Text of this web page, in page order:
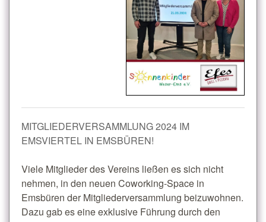
MITGLIEDERVERSAMMLUNG 2024 IM
EMSVIERTEL IN EMSBÜREN!
Viele Mitglieder des Vereins ließen es sich nicht
nehmen, in den neuen Coworking-Space in
Emsbüren der Mitgliederversammlung beizuwohnen.
Dazu gab es eine exklusive Führung durch den